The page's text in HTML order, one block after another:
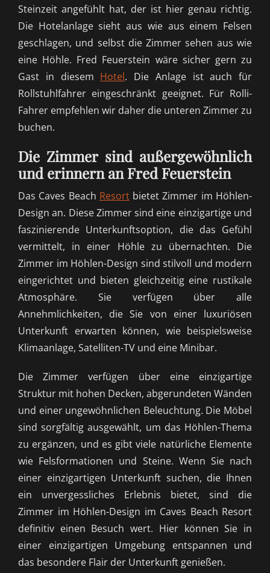
Steinzeit angefühlt hat, der ist hier genau richtig.
Die Hotelanlage sieht aus wie aus einem Felsen
geschlagen, und selbst die Zimmer sehen aus wie
eine Höhle. Fred Feuerstein wäre sicher gern zu
Gast in diesem Hotel. Die Anlage ist auch für
Rollstuhlfahrer eingeschränkt geeignet. Für Rolli-
Fahrer empfehlen wir daher die unteren Zimmer zu
buchen.
Die Zimmer sind außergewöhnlich
und erinnern an Fred Feuerstein
Das Caves Beach Resortbietet Zimmer im Höhlen-
Design an. Diese Zimmer sind eine einzigartige und
faszinierende Unterkunftsoption, die das Gefühl
vermittelt, in einer Höhle zu übernachten. Die
Zimmer im Höhlen-Design sind stilvoll und modern
eingerichtet und bieten gleichzeitig eine rustikale
Atmosphäre. Sie verfügen über alle
Annehmlichkeiten, die Sie von einer luxuriösen
Unterkunft erwarten können, wie beispielsweise
Klimaanlage, Satelliten-TV und eine Minibar.
Die Zimmer verfügen über eine einzigartige
Struktur mit hohen Decken, abgerundeten Wänden
und einer ungewöhnlichen Beleuchtung. Die Möbel
sind sorgfältig ausgewählt, um das Höhlen-Thema
zu ergänzen, und es gibt viele natürliche Elemente
wie Felsformationen und Steine. Wenn Sie nach
einer einzigartigen Unterkunft suchen, die Ihnen
ein unvergessliches Erlebnis bietet, sind die
Zimmer im Höhlen-Design im Caves Beach Resort
definitiv einen Besuch wert. Hier können Sie in
einer einzigartigen Umgebung entspannen und
das besondere Flair der Unterkunft genießen.